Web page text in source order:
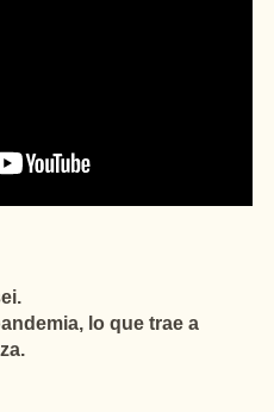
lo que trae a